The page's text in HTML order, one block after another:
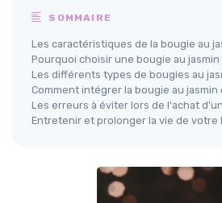
SOMMAIRE
Les caractéristiques de la bougie au
Pourquoi choisir une bougie au
Les différents types de bougies au
Comment intégrer la bougie au
Les erreurs à éviter lors de l'achat
Entretenir et prolonger la vie de votre